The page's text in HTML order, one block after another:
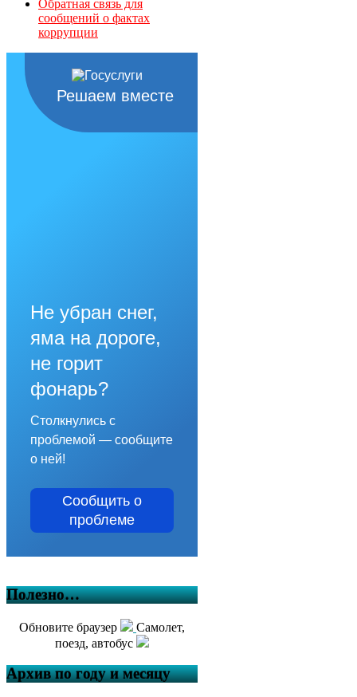
Обратная связь для
сообщений о фактах
коррупции
Решаем вместе
Не убран снег,
яма на дороге,
не горит
фонарь?
Столкнулись с
проблемой — сообщите
о ней!
Сообщить о
проблеме
Полезно…
Обновите браузер
Самолет,
поезд, автобус
Архив по году и месяцу